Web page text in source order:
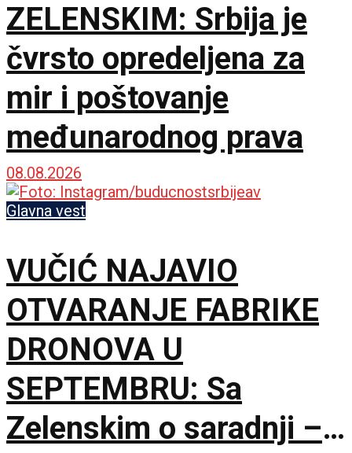
ZELENSKIM: Srbija je
čvrsto opredeljena za
mir i poštovanje
međunarodnog prava
08.08.2026
Glavna vest
VUČIĆ NAJAVIO
OTVARANJE FABRIKE
DRONOVA U
SEPTEMBRU: Sa
Zelenskim o saradnji –